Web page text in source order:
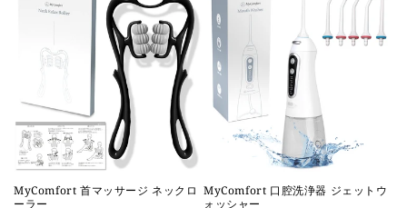
格
MyComfort 首マッサージ ネックロ
ーラー
MyComfort 口腔洗浄器 ジェットウ
ォッシャー